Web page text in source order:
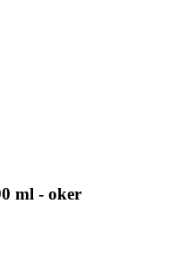
ml - oker